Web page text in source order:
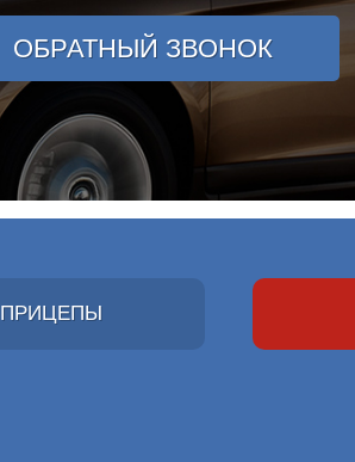
ОБРАТНЫЙ ЗВОНОК
ПРИЦЕПЫ